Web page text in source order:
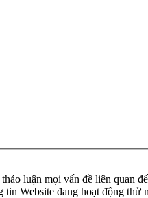
luận mọi vấn đề liên quan
Website đang hoạt động thử